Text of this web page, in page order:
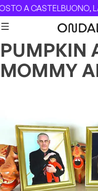
Skip to content
A CASTELBUONO,
PUMPKIN
MOMMY